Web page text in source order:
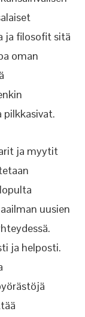
ja filosofit sitä
oman
pilkkasivat.
ja myytit
uusien
ja helposti.